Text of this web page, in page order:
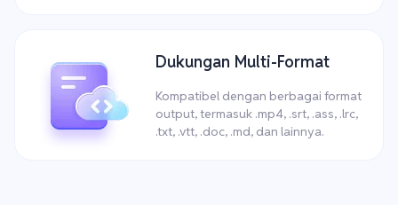
Dukungan Multi-Format
Kompatibel dengan berbagai format
output, termasuk .mp4, .srt, .ass, .lrc,
.txt, .vtt, .doc, .md, dan lainnya.